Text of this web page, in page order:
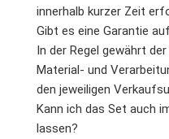
innerhalb kurzer Zeit
Gibt es eine Garantie
In der Regel gewährt
Material- und
den jeweiligen
Kann ich das Set auch
lassen?